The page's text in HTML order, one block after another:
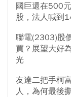
國巨還在500
股，法人喊到
聯電(2303)股
買？展望大好
光
友達二把手柯
人，為何最後